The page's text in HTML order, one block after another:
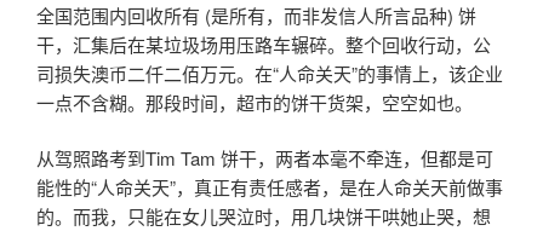
全国范围内回收所有 (是所有，而非发信人所言品种) 饼
干，汇集后在某垃圾场用压路车辗碎。整个回收行动，公
司损失澳币二仟二佰万元。在“人命关天”的事情上，该企业
一点不含糊。那段时间，超市的饼干货架，空空如也。
从驾照路考到Tim Tam 饼干，两者本毫不牵连，但都是可
能性的“人命关天”，真正有责任感者，是在人命关天前做事
的。而我，只能在女儿哭泣时，用几块饼干哄她止哭，想